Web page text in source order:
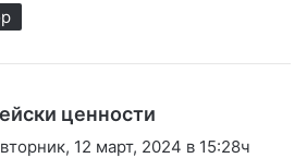
ценности
а
12 март, 2024 в 15:28ч